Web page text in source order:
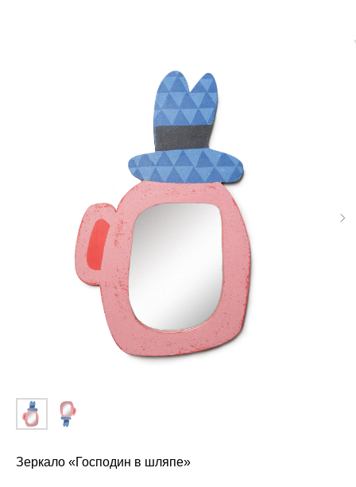
Зеркало «Господин в шляпе»